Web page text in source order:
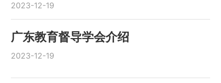
2023-12-19
广东教育督导学会介绍
2023-12-19